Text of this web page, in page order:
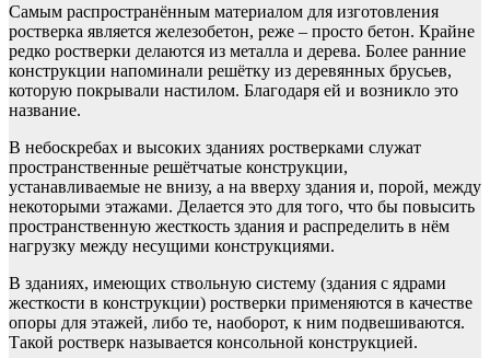
Самым распространённым материалом для изготовления
ростверка является железобетон, реже – просто бетон. Крайне
редко ростверки делаются из металла и дерева. Более ранние
конструкции напоминали решётку из деревянных брусьев,
которую покрывали настилом. Благодаря ей и возникло это
название.
В небоскребах и высоких зданиях ростверками служат
пространственные решётчатые конструкции,
устанавливаемые не внизу, а на вверху здания и, порой, между
некоторыми этажами. Делается это для того, что бы повысить
пространственную жесткость здания и распределить в нём
нагрузку между несущими конструкциями.
В зданиях, имеющих ствольную систему (здания с ядрами
жесткости в конструкции) ростверки применяются в качестве
опоры для этажей, либо те, наоборот, к ним подвешиваются.
Такой ростверк называется консольной конструкцией.